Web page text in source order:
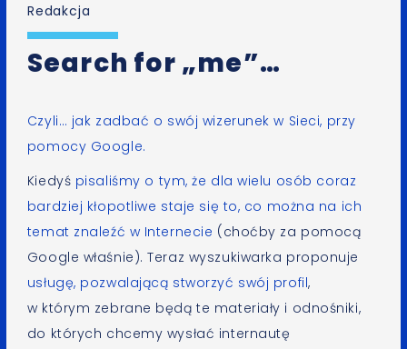
Redakcja
Search for „me”…
Czyli… jak zadbać o swój wizerunek w Sieci, przy
pomocy Google.
Kiedyś pisaliśmy o tym, że dla wielu osób coraz
bardziej kłopotliwe staje się to, co można na ich
temat znaleźć w Internecie (choćby za pomocą
Google właśnie). Teraz wyszukiwarka proponuje
usługę, pozwalającą stworzyć swój profil,
w którym zebrane będą te materiały i odnośniki,
do których chcemy wysłać internautę